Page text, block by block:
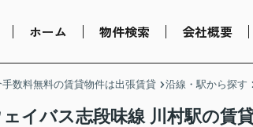
ホーム 物件検索 会社概要
数料無料の賃貸物件は出張賃貸 沿線・駅から探す
イバス志段味線 川村駅の賃